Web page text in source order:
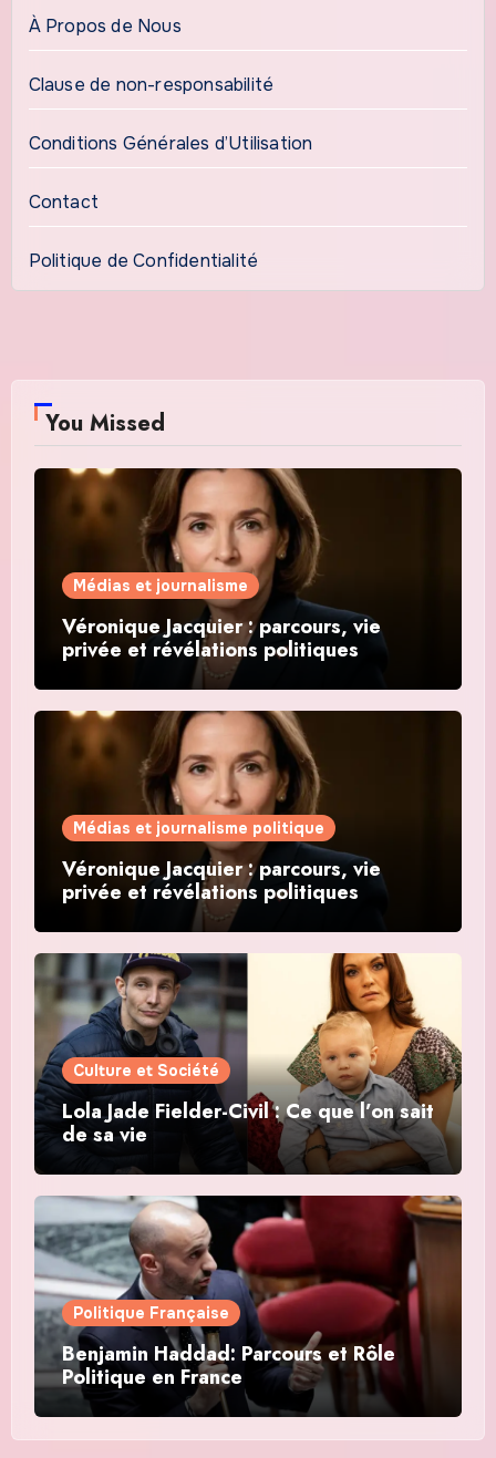
À Propos de Nous
Clause de non-responsabilité
Conditions Générales d’Utilisation
Contact
Politique de Confidentialité
You Missed
Médias et journalisme
Véronique Jacquier : parcours, vie
privée et révélations politiques
Médias et journalisme politique
Véronique Jacquier : parcours, vie
privée et révélations politiques
Culture et Société
Lola Jade Fielder-Civil : Ce que l’on sait
de sa vie
Politique Française
Benjamin Haddad: Parcours et Rôle
Politique en France